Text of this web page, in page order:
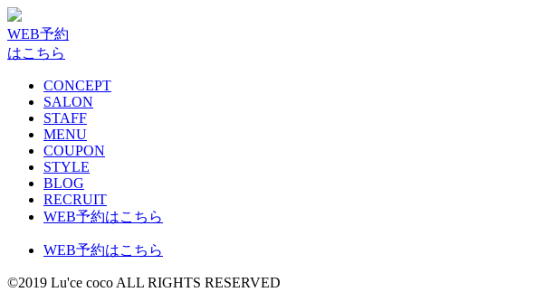
WEB予約
はこちら
CONCEPT
SALON
STAFF
MENU
COUPON
STYLE
BLOG
RECRUIT
WEB予約はこちら
WEB予約はこちら
©2019 Lu'ce coco ALL RIGHTS RESERVED